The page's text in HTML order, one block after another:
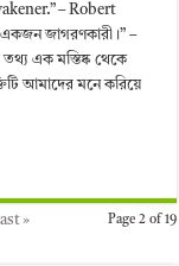
– Robert
জাগরণকারী।” –
তথ্য এক মস্তিষ্ক থেকে
আমাদের মনে করিয়ে
Page 2 of 19
»